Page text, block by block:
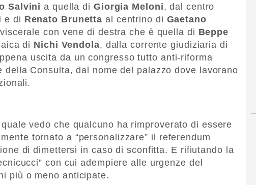
Salvini a quella di Giorgia Meloni, dal centro
e di Renato Brunetta al centrino di Gaetano
con vene di destra che è quella di Beppe
di Nichi Vendola, dalla corrente giudiziaria di
uscita da un congresso tutto anti-riforma
della Consulta, dal nome del palazzo dove lavorano
vedo che qualcuno ha rimproverato di essere
tornato a “personalizzare” il referendum
di dimettersi in caso di sconfitta. E rifiutando la
con cui adempiere alle urgenze del
più o meno anticipate.